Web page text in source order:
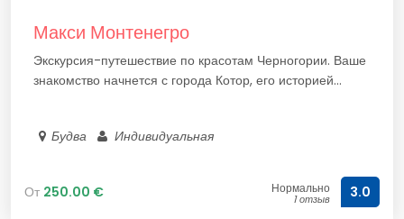
Макси Монтенегро
Экскурсия-путешествие по красотам Черногории. Ваше
знакомство начнется с города Котор, его историей...
Будва Индивидуальная
От 250.00 € Нормально
1 отзыв 3.0